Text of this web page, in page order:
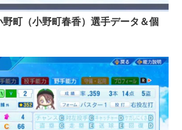
野町（小野町春香）選手データ＆個